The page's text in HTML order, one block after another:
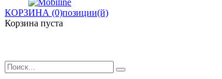
КОРЗИНА (0)позиции(й)
Корзина пуста